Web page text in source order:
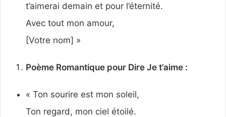
t’aimerai demain et pour l’éternité.
Avec tout mon amour,
[Votre nom] »
Poème Romantique pour Dire Je t’aime :
« Ton sourire est mon soleil,
Ton regard, mon ciel étoilé.